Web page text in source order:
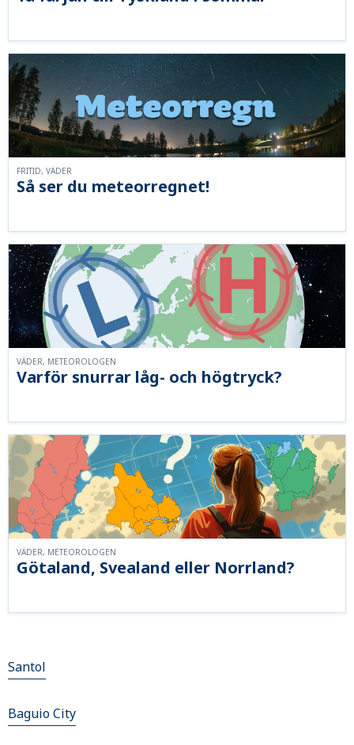
Så ser du meteorregnet!
FRITID, VÄDER
Varför snurrar låg- och högtryck?
VÄDER, METEOROLOGEN
Götaland, Svealand eller Norrland?
VÄDER, METEOROLOGEN
Santol
Baguio City